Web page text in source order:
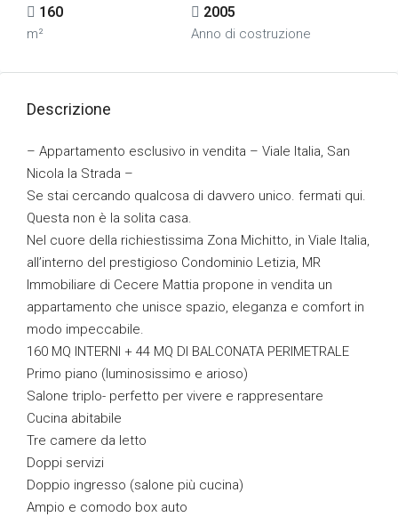
160
m²
2005
Anno di costruzione
Descrizione
– Appartamento esclusivo in vendita – Viale Italia, San
Nicola la Strada –
Se stai cercando qualcosa di davvero unico. fermati qui.
Questa non è la solita casa.
Nel cuore della richiestissima Zona Michitto, in Viale Italia,
all’interno del prestigioso Condominio Letizia, MR
Immobiliare di Cecere Mattia propone in vendita un
appartamento che unisce spazio, eleganza e comfort in
modo impeccabile.
160 MQ INTERNI + 44 MQ DI BALCONATA PERIMETRALE
Primo piano (luminosissimo e arioso)
Salone triplo- perfetto per vivere e rappresentare
Cucina abitabile
Tre camere da letto
Doppi servizi
Doppio ingresso (salone più cucina)
Ampio e comodo box auto